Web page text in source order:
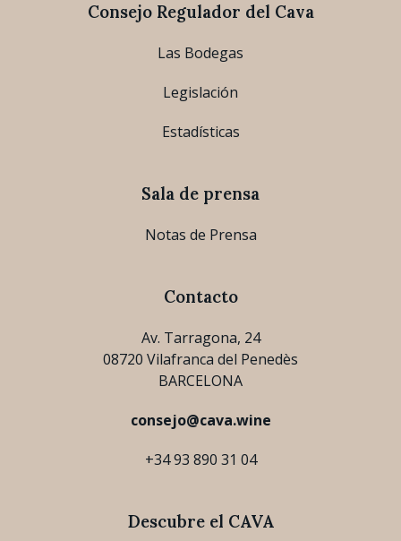
Consejo Regulador del Cava
Las Bodegas
Legislación
Estadísticas
Sala de prensa
Notas de Prensa
Contacto
Av. Tarragona, 24
08720 Vilafranca del Penedès
BARCELONA
consejo@cava.wine
+34 93 890 31 04
Descubre el CAVA